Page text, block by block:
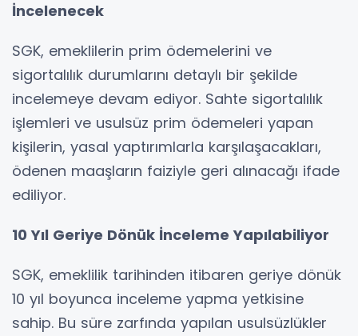
İncelenecek
SGK, emeklilerin prim ödemelerini ve
sigortalılık durumlarını detaylı bir şekilde
incelemeye devam ediyor. Sahte sigortalılık
işlemleri ve usulsüz prim ödemeleri yapan
kişilerin, yasal yaptırımlarla karşılaşacakları,
ödenen maaşların faiziyle geri alınacağı ifade
ediliyor.
10 Yıl Geriye Dönük İnceleme Yapılabiliyor
SGK, emeklilik tarihinden itibaren geriye dönük
10 yıl boyunca inceleme yapma yetkisine
sahip. Bu süre zarfında yapılan usulsüzlükler